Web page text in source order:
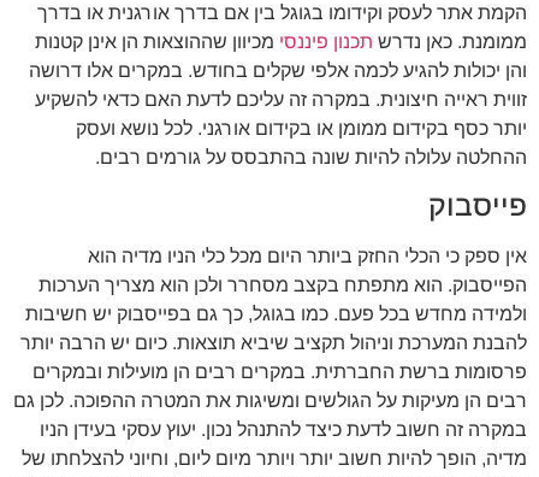
הקמת אתר לעסק וקידומו בגוגל בין אם בדרך אורגנית או בדרך
ממומנת. כאן נדרש תכנון פיננסי מכיוון שההוצאות הן אינן קטנות
והן יכולות להגיע לכמה אלפי שקלים בחודש. במקרים אלו דרושה
זווית ראייה חיצונית. במקרה זה עליכם לדעת האם כדאי להשקיע
יותר כסף בקידום ממומן או בקידום אורגני. לכל נושא ועסק
ההחלטה עלולה להיות שונה בהתבסס על גורמים רבים.
פייסבוק
אין ספק כי הכלי החזק ביותר היום מכל כלי הניו מדיה הוא
הפייסבוק. הוא מתפתח בקצב מסחרר ולכן הוא מצריך הערכות
ולמידה מחדש בכל פעם. כמו בגוגל, כך גם בפייסבוק יש חשיבות
להבנת המערכת וניהול תקציב שיביא תוצאות. כיום יש הרבה יותר
פרסומות ברשת החברתית. במקרים רבים הן מועילות ובמקרים
רבים הן מעיקות על הגולשים ומשיגות את המטרה ההפוכה. לכן גם
במקרה זה חשוב לדעת כיצד להתנהל נכון. יעוץ עסקי בעידן הניו
מדיה, הופך להיות חשוב יותר ויותר מיום ליום, וחיוני להצלחתו של